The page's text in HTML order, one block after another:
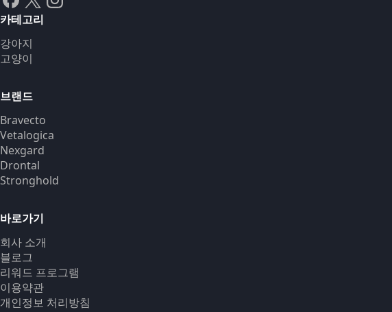
카테고리
강아지
고양이
브랜드
Bravecto
Vetalogica
Nexgard
Drontal
Stronghold
바로가기
회사 소개
블로그
리워드 프로그램
이용약관
개인정보 처리방침